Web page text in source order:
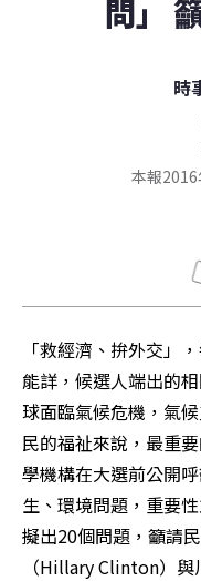
問」
時
本報
「救經濟、拚外交」
能詳，候選人端出的
球面臨氣候危機，氣
民的福祉來說，最重
學機構在大選前公開
生、環境問題，重要
擬出20個問題，籲請
（Hillary Clinton）